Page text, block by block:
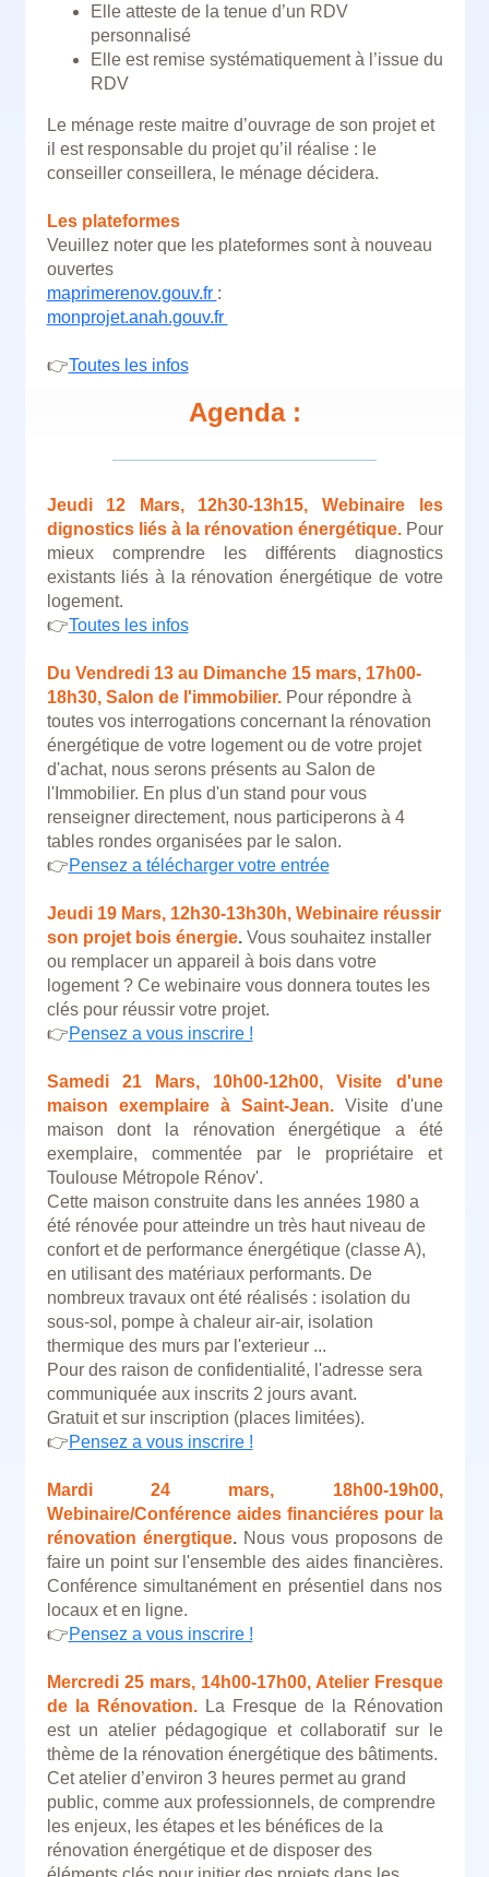
Elle atteste de la tenue d’un RDV
personnalisé
Elle est remise systématiquement à l’issue du
RDV
Le ménage reste maitre d’ouvrage de son projet et
il est responsable du projet qu’il réalise : le
conseiller conseillera, le ménage décidera.
Les plateformes
Veuillez noter que les plateformes sont à nouveau
ouvertes
maprimerenov.gouv.fr :
monprojet.anah.gouv.fr
👉Toutes les infos
Agenda :
Jeudi 12 Mars, 12h30-13h15, Webinaire l es
dignostics liés à la rénovation énergétique. ​​​​​​Pour
mieux comprendre les différents diagnostics
existants liés à la rénovation énergétique de votre
logement.
👉Toutes les infos
Du Vendredi 13 au Dimanche 15 mars, 17h00-
18h30, Salon de l'immobilier. Pour répondre à
toutes vos interrogations concernant la rénovation
énergétique de votre logement ou de votre projet
d'achat, nous serons présents au Salon de
l'Immobilier. En plus d'un stand pour vous
renseigner directement, nous participerons à 4
tables rondes organisées par le salon.
👉Pensez a télécharger votre entrée
Jeudi 19 Mars, 12h30-13h30h, Webinaire réussir
son projet bois énergie. Vous souhaitez installer
ou remplacer un appareil à bois dans votre
logement ? Ce webinaire vous donnera toutes les
clés pour réussir votre projet.
👉Pensez a vous inscrire !
Samedi 21 Mars, 10h00-12h00, Visite d'une
maison exemplaire à Saint-Jean. Visite d'une
maison dont la rénovation énergétique a été
exemplaire, commentée par le propriétaire et
Toulouse Métropole Rénov'.
Cette maison construite dans les années 1980 a
été rénovée pour atteindre un très haut niveau de
confort et de performance énergétique (classe A),
en utilisant des matériaux performants. De
nombreux travaux ont été réalisés : isolation du
sous-sol, pompe à chaleur air-air, isolation
thermique des murs par l'exterieur ...
Pour des raison de confidentialité, l'adresse sera
communiquée aux inscrits 2 jours avant.
Gratuit et sur inscription (places limitées).
👉Pensez a vous inscrire !
Mardi 24 mars, 18h00-19h00,
Webinaire/Conférence aides financiéres pour la
rénovation énergtique. Nous vous proposons de
faire un point sur l'ensemble des aides financières.
Conférence simultanément en présentiel dans nos
locaux et en ligne.
👉Pensez a vous inscrire !
Mercredi 25 mars, 14h00-17h00, Atelier Fresque
de la Rénovation. La Fresque de la Rénovation
est un atelier pédagogique et collaboratif sur le
thème de la rénovation énergétique des bâtiments.
Cet atelier d’environ 3 heures permet au grand
public, comme aux professionnels, de comprendre
les enjeux, les étapes et les bénéfices de la
rénovation énergétique et de disposer des